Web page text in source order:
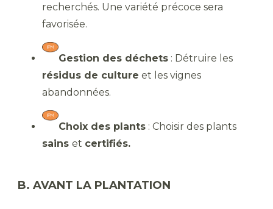
recherchés. Une variété précoce sera
favorisée.
Gestion des déchets : Détruire les
résidus de culture et les vignes
abandonnées.
Choix des plants : Choisir des plants
sains et certifiés.
B. AVANT LA PLANTATION